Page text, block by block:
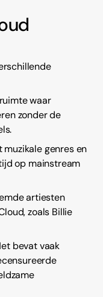
waar
zonder de
muzikale genres en
op mainstream
artiesten
zoals Billie
bevat vaak